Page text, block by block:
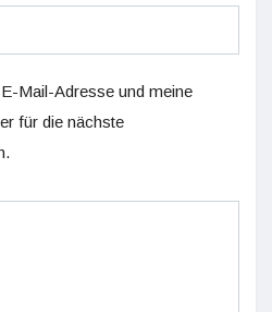
Mail-Adresse und meine
für die nächste